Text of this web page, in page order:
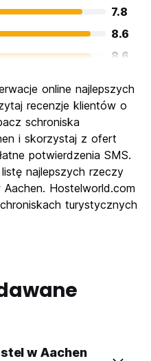
7.8
8.6
8.6
8.9
8.1
online najlepszych
recenzje klientów o
schroniska
i skorzystaj z ofert
potwierdzenia SMS.
najlepszych rzeczy
Hostelworld.com
turystycznych
w Aachen